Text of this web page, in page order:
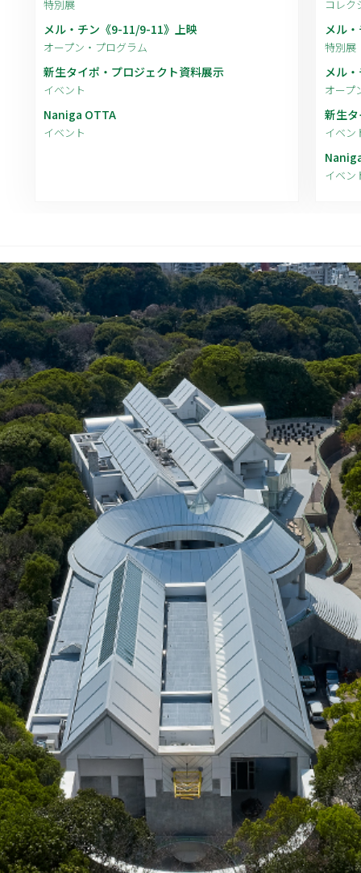
特別展
メル・チン《9-11/9-11》上映
オープン・プログラム
新生タイポ・プロジェクト資料展示
イベント
Naniga OTTA
イベント
コレク
メル
特別展
メル
オープ
新生
イベン
イベン